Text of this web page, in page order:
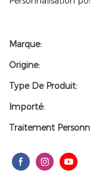
Marque:
Origine:
Type De Produit:
Importé:
Traitement